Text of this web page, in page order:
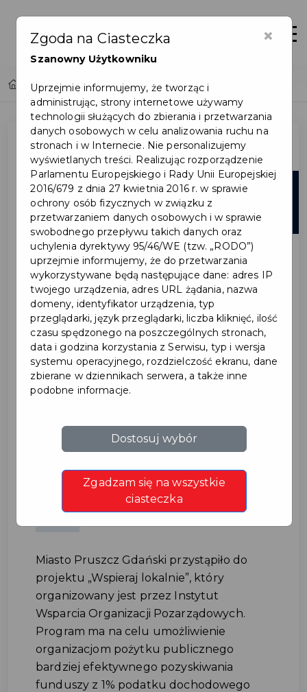
Home Lista aktualności
Wspieraj lokalnie - rozlicz
PIT i przekaż 1%
pruszczańskim OPP
Miasto Pruszcz Gdański przystąpiło do
projektu „Wspieraj lokalnie”, który
organizowany jest przez Instytut
Wsparcia Organizacji Pozarządowych.
Program ma na celu umożliwienie
organizacjom pożytku publicznego
bardziej efektywnego pozyskiwania
funduszy z 1% podatku dochodowego
×
Zgoda na Ciasteczka
Szanowny Użytkowniku
Uprzejmie informujemy, że tworząc i
administrując, strony internetowe używamy
technologii służących do zbierania i przetwarzania
danych osobowych w celu analizowania ruchu na
stronach i w Internecie. Nie personalizujemy
wyświetlanych treści. Realizując rozporządzenie
Parlamentu Europejskiego i Rady Unii Europejskiej
2016/679 z dnia 27 kwietnia 2016 r. w sprawie
ochrony osób fizycznych w związku z
przetwarzaniem danych osobowych i w sprawie
swobodnego przepływu takich danych oraz
uchylenia dyrektywy 95/46/WE (tzw. „RODO”)
uprzejmie informujemy, że do przetwarzania
wykorzystywane będą następujące dane: adres IP
twojego urządzenia, adres URL żądania, nazwa
domeny, identyfikator urządzenia, typ
przeglądarki, język przeglądarki, liczba kliknięć, ilość
czasu spędzonego na poszczególnych stronach,
data i godzina korzystania z Serwisu, typ i wersja
systemu operacyjnego, rozdzielczość ekranu, dane
zbierane w dziennikach serwera, a także inne
podobne informacje.
Dostosuj wybór
Zgadzam się na wszystkie
ciasteczka